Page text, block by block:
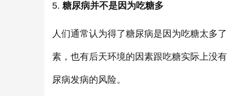
5. 糖尿病并不是因为吃糖多
人们通常认为得了糖尿病是因为吃糖太多
素，也有后天环境的因素跟吃糖实际上没
尿病发病的风险。